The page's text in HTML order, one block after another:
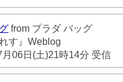
from プラダ バッグ
す』Weblog
06日(土)21時14分 受信